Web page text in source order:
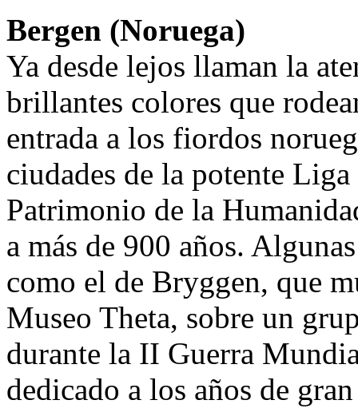
Bergen (Noruega)
Ya desde lejos llaman la
brillantes colores que
entrada a los fiordos
ciudades de la potente
Patrimonio de la
a más de 900 años.
como el de Bryggen, que
Museo Theta, sobre un
durante la II Guerra
dedicado a los años de